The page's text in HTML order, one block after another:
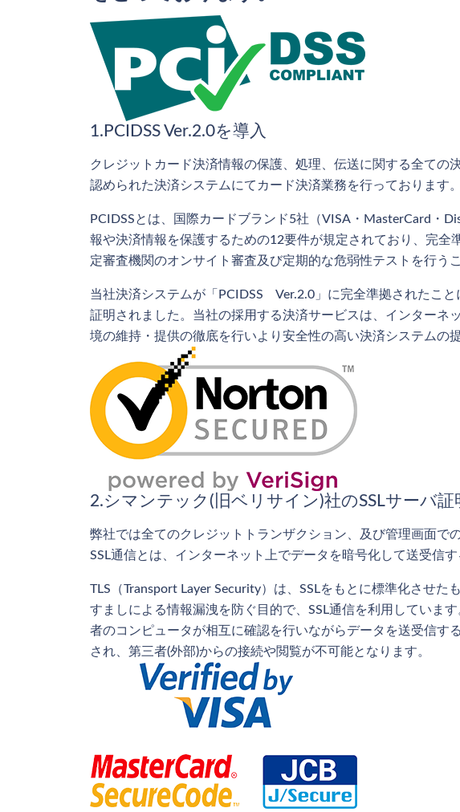
1.PCIDSS Ver.2.0を導入
クレジットカード決済情報の保護、処理、伝送に関する全ての
認められた決済システムにてカード決済業務を行っております。
PCIDSSとは、国際カードブランド5社（VISA・MasterCard・
報や決済情報を保護するための12要件が規定されており、完
定審査機関のオンサイト審査及び定期的な危弱性テストを行う
当社決済システムが「PCIDSS Ver.2.0」に完全準拠されたこ
証明されました。当社の採用する決済サービスは、インター
境の維持・提供の徹底を行いより安全性の高い決済システムの
2.シマンテック(旧ベリサイン)社のSSLサーバ証
弊社では全てのクレジットトランザクション、及び管理画面で
SSL通信とは、インターネット上でデータを暗号化して送受信
TLS（Transport Layer Security）は、SSLをもとに標準化させ
すましによる情報漏洩を防ぐ目的で、SSL通信を利用していま
者のコンピュータが相互に確認を行いながらデータを送受信す
され、第三者(外部)からの接続や閲覧が不可能となります。